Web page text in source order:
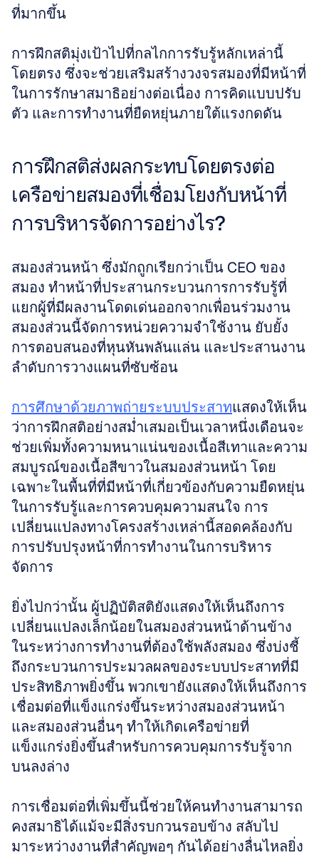
ที่มากขึ้น
การฝึกสติมุ่งเป้าไปที่กลไกการรับรู้หลักเหล่านี้
โดยตรง ซึ่งจะช่วยเสริมสร้างวงจรสมองที่มีหน้าที่
ในการรักษาสมาธิอย่างต่อเนื่อง การคิดแบบปรับ
ตัว และการทำงานที่ยืดหยุ่นภายใต้แรงกดดัน
การฝึกสติส่งผลกระทบโดยตรงต่อ
เครือข่ายสมองที่เชื่อมโยงกับหน้าที่
การบริหารจัดการอย่างไร?
สมองส่วนหน้า ซึ่งมักถูกเรียกว่าเป็น CEO ของ
สมอง ทำหน้าที่ประสานกระบวนการการรับรู้ที่
แยกผู้ที่มีผลงานโดดเด่นออกจากเพื่อนร่วมงาน
สมองส่วนนี้จัดการหน่วยความจำใช้งาน ยับยั้ง
การตอบสนองที่หุนหันพลันแล่น และประสานงาน
ลำดับการวางแผนที่ซับซ้อน
การศึกษาด้วยภาพถ่ายระบบประสาทแสดงให้เห็น
ว่าการฝึกสติอย่างสม่ำเสมอเป็นเวลาหนึ่งเดือนจะ
ช่วยเพิ่มทั้งความหนาแน่นของเนื้อสีเทาและความ
สมบูรณ์ของเนื้อสีขาวในสมองส่วนหน้า โดย
เฉพาะในพื้นที่ที่มีหน้าที่เกี่ยวข้องกับความยืดหยุ่น
ในการรับรู้และการควบคุมความสนใจ การ
เปลี่ยนแปลงทางโครงสร้างเหล่านี้สอดคล้องกับ
การปรับปรุงหน้าที่การทำงานในการบริหาร
จัดการ
ยิ่งไปกว่านั้น ผู้ปฏิบัติสติยังแสดงให้เห็นถึงการ
เปลี่ยนแปลงเล็กน้อยในสมองส่วนหน้าด้านข้าง
ในระหว่างการทำงานที่ต้องใช้พลังสมอง ซึ่งบ่งชี้
ถึงกระบวนการประมวลผลของระบบประสาทที่มี
ประสิทธิภาพยิ่งขึ้น พวกเขายังแสดงให้เห็นถึงการ
เชื่อมต่อที่แข็งแกร่งขึ้นระหว่างสมองส่วนหน้า
และสมองส่วนอื่นๆ ทำให้เกิดเครือข่ายที่
แข็งแกร่งยิ่งขึ้นสำหรับการควบคุมการรับรู้จาก
บนลงล่าง
การเชื่อมต่อที่เพิ่มขึ้นนี้ช่วยให้คนทำงานสามารถ
คงสมาธิได้แม้จะมีสิ่งรบกวนรอบข้าง สลับไป
มาระหว่างงานที่สำคัญพอๆ กันได้อย่างลื่นไหลยิ่ง